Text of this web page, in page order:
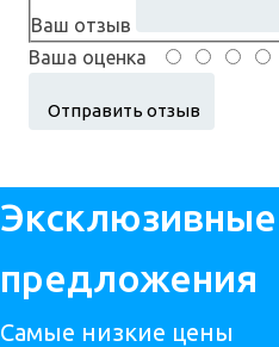
Ваш отзыв
Ваша оценка
Эксклюзивные
предложения
Самые низкие цены